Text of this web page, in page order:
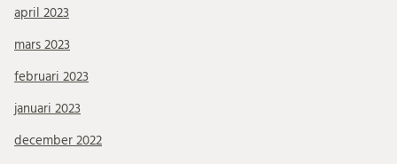
april 2023
mars 2023
februari 2023
januari 2023
december 2022